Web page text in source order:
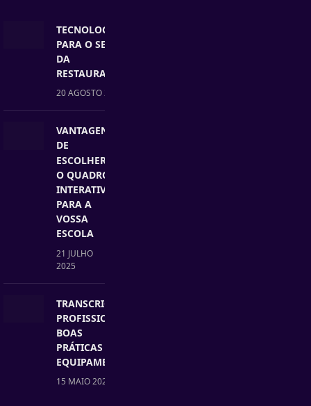
TECNOLOGIAS
PARA O SETOR
DA
RESTAURAÇÃO
20 AGOSTO 2025
VANTAGENS
DE
ESCOLHER
O QUADRO
INTERATIVO
PARA A
VOSSA
ESCOLA
21 JULHO
2025
TRANSCRIÇÃO
PROFISSIONAL:
BOAS
PRÁTICAS E
EQUIPAMENTO
15 MAIO 2025